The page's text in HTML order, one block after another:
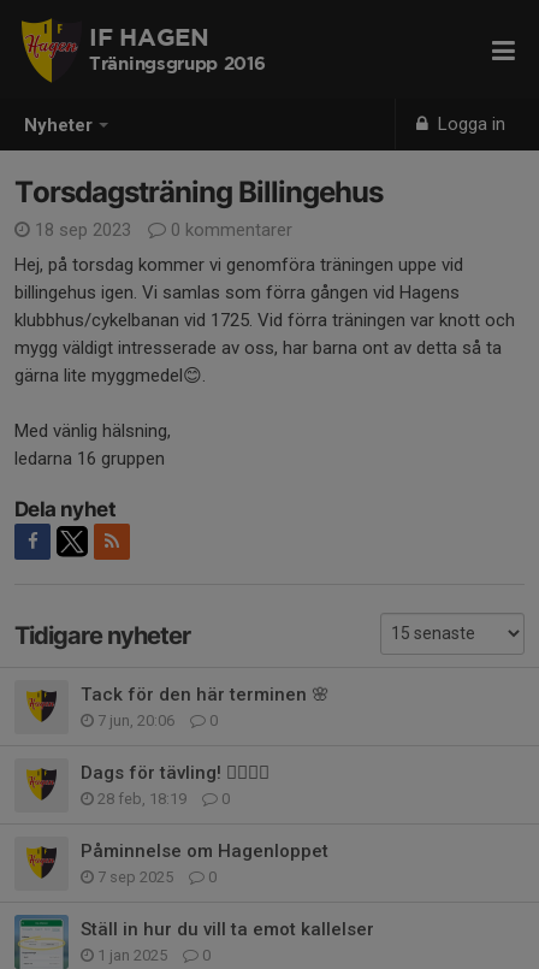
Nyheter Logga in
IF HAGEN
Träningsgrupp 2016
Torsdagsträning Billingehus
18 sep 2023
0 kommentarer
Hej, på torsdag kommer vi genomföra träningen uppe vid
billingehus igen. Vi samlas som förra gången vid Hagens
klubbhus/cykelbanan vid 1725. Vid förra träningen var knott och
mygg väldigt intresserade av oss, har barna ont av detta så ta
gärna lite myggmedel😊.
Med vänlig hälsning,
ledarna 16 gruppen
Dela nyhet
Tidigare nyheter
Tack för den här terminen 🌸
7 jun, 20:06 0
Dags för tävling! 🏃‍♀️🏃‍♂️
28 feb, 18:19 0
Påminnelse om Hagenloppet
7 sep 2025 0
Ställ in hur du vill ta emot kallelser
1 jan 2025 0